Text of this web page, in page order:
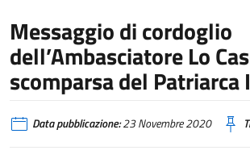
Messaggio di cordoglio
dell’Ambasciatore Lo
scomparsa del Patriarca
Data pubblicazione:23 Novembre 2020